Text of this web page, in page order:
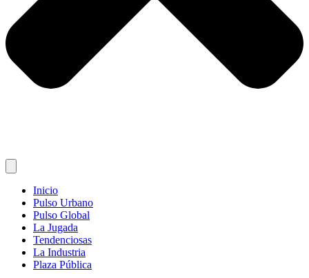
Inicio
Pulso Urbano
Pulso Global
La Jugada
Tendenciosas
La Industria
Plaza Pública